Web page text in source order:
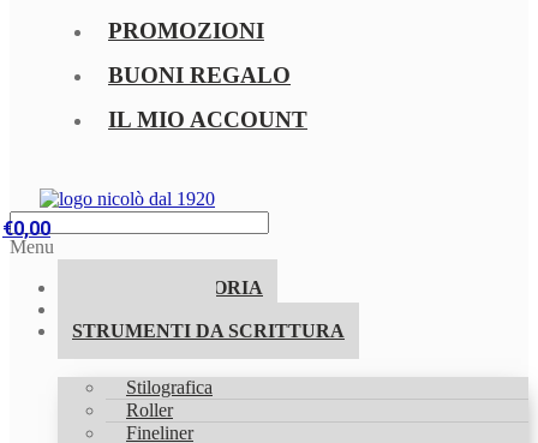
PROMOZIONI
BUONI REGALO
IL MIO ACCOUNT
€0,00
Menu
LA NOSTRA STORIA
STRUMENTI DA SCRITTURA
Stilografica
Roller
Fineliner